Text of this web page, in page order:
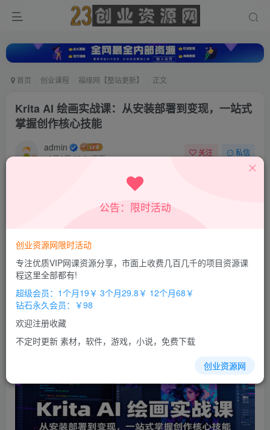
首页 创业课程 福缘网【整站更新】 正文
Krita AI 绘画实战课：从安装部署到变现，一站式
掌握创作核心技能
admin
10月9日 22:21更新
关注 私信
超级会员
立即购买
您当前未登录！建议登陆后购买，办理会员包月更省钱，可保存购
公告：限时活动
创业资源网限时活动
专注优质VIP网课资源分享，市面上收费几百几千的项目资源课
程这里全部都有!
超级会员：1个月19￥ 3个月29.8￥ 12个月68￥
钻石永久会员：￥98
欢迎注册收藏
不定时更新 素材，软件，游戏，小说，免费下载
创业资源网